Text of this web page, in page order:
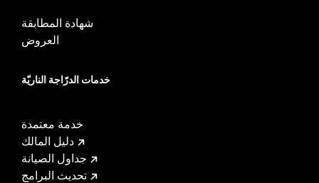
شهادة المطابقة
العروض
خدمات الدرّاجة الناريّة
خدمة معتمدة
دليل المالك
جداول الصيانة
تحديث البرامج